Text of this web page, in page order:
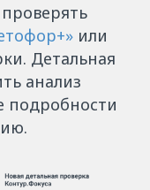
или
Детальная
анализ
подробности